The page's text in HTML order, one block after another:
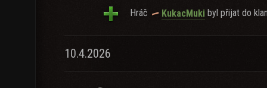
Hráč KukacMuki byl přijat do
10.4.2026